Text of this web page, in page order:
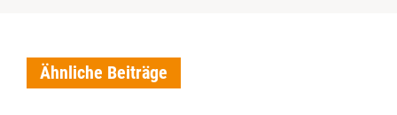
Ähnliche Beiträge